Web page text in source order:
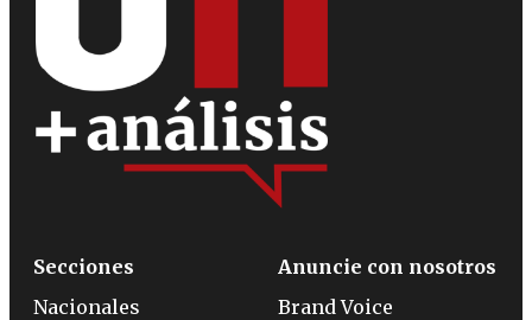
Secciones
Nacionales
Anuncie con nosotros
Brand Voice